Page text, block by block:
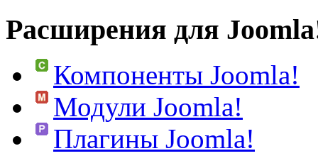
Расширения для
Компоненты Joomla!
Модули Joomla!
Плагины Joomla!